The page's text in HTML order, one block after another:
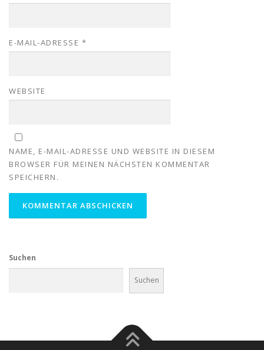
E-MAIL-ADRESSE *
WEBSITE
NAME, E-MAIL-ADRESSE UND WEBSITE IN DIESEM
BROWSER FÜR MEINEN NÄCHSTEN KOMMENTAR
SPEICHERN.
Suchen
Suchen